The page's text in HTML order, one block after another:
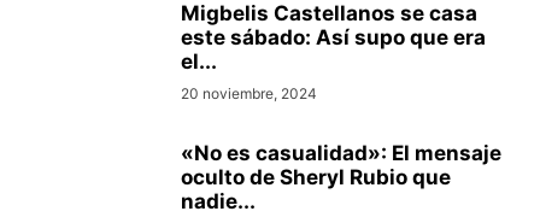
Migbelis Castellanos se casa
este sábado: Así supo que era
el...
20 noviembre, 2024
«No es casualidad»: El mensaje
oculto de Sheryl Rubio que
nadie...